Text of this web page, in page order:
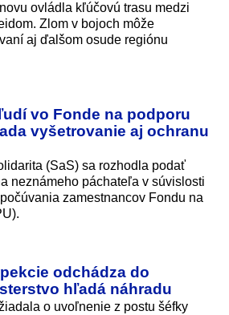
ovládla kľúčovú trasu medzi
Zlom v bojoch môže
aj ďalšom osude regiónu
vo Fonde na podporu
vyšetrovanie aj ochranu
(SaS) sa rozhodla podať
neznámeho páchateľa v súvislosti
zamestnancov Fondu na
odchádza do
hľadá náhradu
o uvoľnenie z postu šéfky